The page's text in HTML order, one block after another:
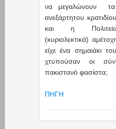
να μεγαλώνουν
ανεξάρτητου
και η Πολιτεία
(κυριολεκτικά)
είχε ένα σημαιάκι
χτυπούσαν οι
πακιστανό φασίστα;
ΠΗΓΗ